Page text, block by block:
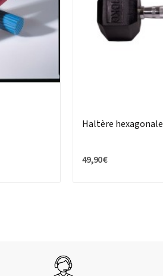
Haltère hexagonale
49,90 €